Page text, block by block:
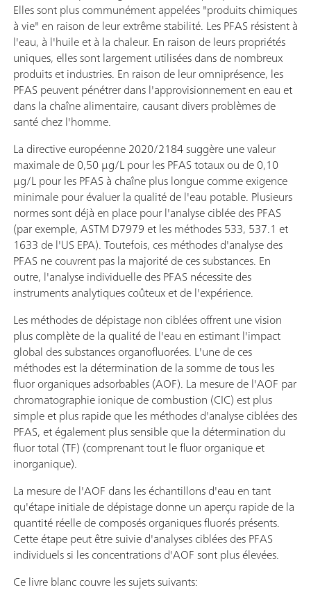
Elles sont plus communément appelées "produits chimiques
à vie" en raison de leur extrême stabilité. Les PFAS résistent à
l'eau, à l'huile et à la chaleur. En raison de leurs propriétés
uniques, elles sont largement utilisées dans de nombreux
produits et industries. En raison de leur omniprésence, les
PFAS peuvent pénétrer dans l'approvisionnement en eau et
dans la chaîne alimentaire, causant divers problèmes de
santé chez l'homme.
La directive européenne 2020/2184 suggère une valeur
maximale de 0,50 μg/L pour les PFAS totaux ou de 0,10
μg/L pour les PFAS à chaîne plus longue comme exigence
minimale pour évaluer la qualité de l'eau potable. Plusieurs
normes sont déjà en place pour l'analyse ciblée des PFAS
(par exemple, ASTM D7979 et les méthodes 533, 537.1 et
1633 de l'US EPA). Toutefois, ces méthodes d'analyse des
PFAS ne couvrent pas la majorité de ces substances. En
outre, l'analyse individuelle des PFAS nécessite des
instruments analytiques coûteux et de l'expérience.
Les méthodes de dépistage non ciblées offrent une vision
plus complète de la qualité de l'eau en estimant l'impact
global des substances organofluorées. L'une de ces
méthodes est la détermination de la somme de tous les
fluor organiques adsorbables (AOF). La mesure de l'AOF par
chromatographie ionique de combustion (CIC) est plus
simple et plus rapide que les méthodes d'analyse ciblées des
PFAS, et également plus sensible que la détermination du
fluor total (TF) (comprenant tout le fluor organique et
inorganique).
La mesure de l'AOF dans les échantillons d'eau en tant
qu'étape initiale de dépistage donne un aperçu rapide de la
quantité réelle de composés organiques fluorés présents.
Cette étape peut être suivie d'analyses ciblées des PFAS
individuels si les concentrations d'AOF sont plus élevées.
Ce livre blanc couvre les sujets suivants: